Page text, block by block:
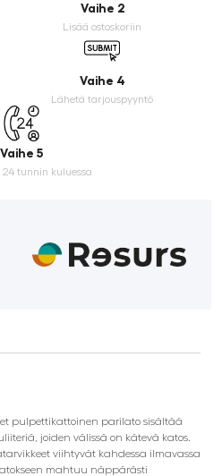
Vaihe 2
Lisää ostoskoriin
Vaihe 4
Lähetä tarjouspyyntö
Vaihe 5
tunnin kuluessa
pulpettikattoinen parilato sisältää
joiden välissä on kätevä katos.
viihtyvät kahdessa ilmavassa
mahtuu näppärästi